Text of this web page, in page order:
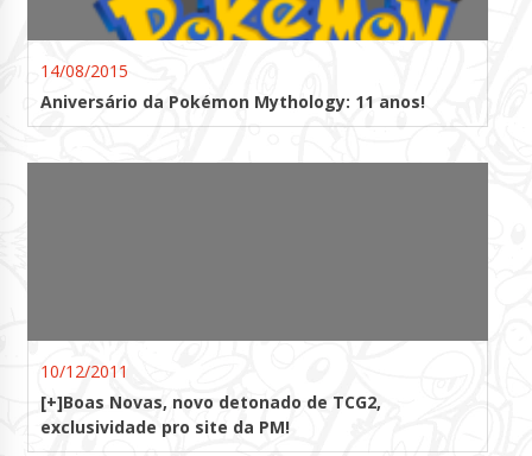
14/08/2015
Aniversário da Pokémon Mythology: 11 anos!
10/12/2011
[+]Boas Novas, novo detonado de TCG2,
exclusividade pro site da PM!